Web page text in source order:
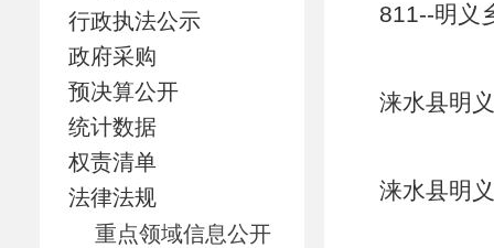
行政执法公示
政府采购
预决算公开
统计数据
权责清单
法律法规
重点领域信息公开
811--明义
涞水县明
涞水县明